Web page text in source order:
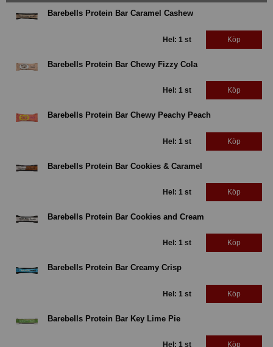
Barebells Protein Bar Caramel Cashew
Hel: 1 st Köp
Barebells Protein Bar Chewy Fizzy Cola
Hel: 1 st Köp
Barebells Protein Bar Chewy Peachy Peach
Hel: 1 st Köp
Barebells Protein Bar Cookies & Caramel
Hel: 1 st Köp
Barebells Protein Bar Cookies and Cream
Hel: 1 st Köp
Barebells Protein Bar Creamy Crisp
Hel: 1 st Köp
Barebells Protein Bar Key Lime Pie
Hel: 1 st Köp